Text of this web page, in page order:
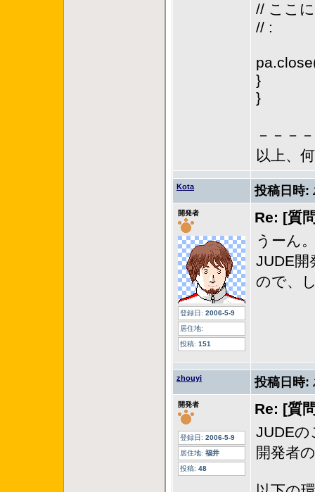
// ここ
// :
}
}
－－－
以上、
Kota 投稿日時:
開発者
登録日: 2006-5-9
居住地:
投稿: 151
Re: [質
うーん
JUDE開
ので、
zhouyi 投稿日時:
開発者
登録日: 2006-5-9
居住地: 福井
投稿: 48
Re: [質
JUDE
開発者